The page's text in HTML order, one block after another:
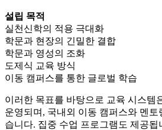
설립 목적
실천신학의 적용 극대화
학문과 현장의 긴밀한 결합
학문과 영성의 조화
도제식 교육 방식
이동 캠퍼스를 통한 글로벌 학습
이러한 목표를 바탕으로 교육 시스템
운영되며, 국내외 이동 캠퍼스와 멘토
습니다. 집중 수업 프로그램도 제공됩